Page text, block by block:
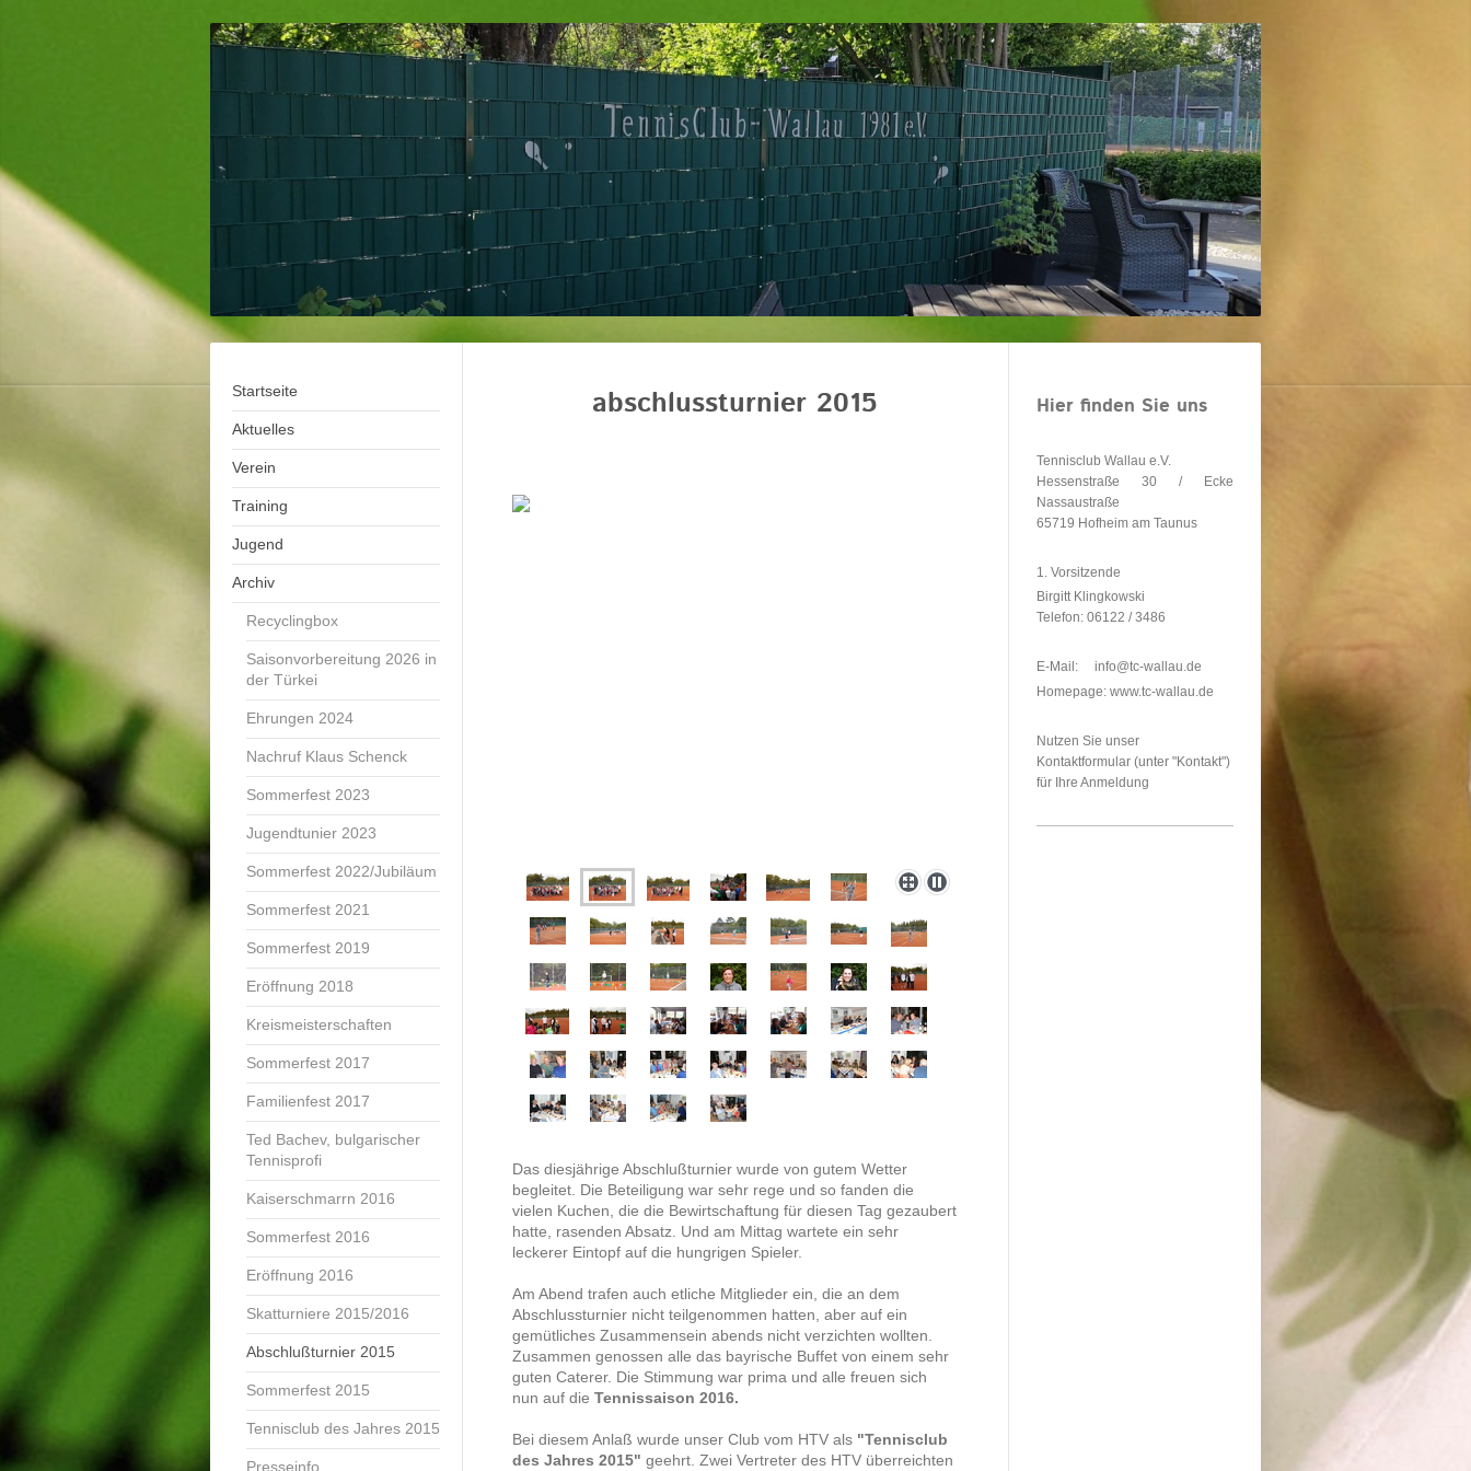
Startseite
Aktuelles
Verein
Training
Jugend
Archiv
Recyclingbox
Saisonvorbereitung 2026 in
der Türkei
Ehrungen 2024
Nachruf Klaus Schenck
Sommerfest 2023
Jugendtunier 2023
Sommerfest 2022/Jubiläum
Sommerfest 2021
Sommerfest 2019
Eröffnung 2018
Kreismeisterschaften
Sommerfest 2017
Familienfest 2017
Ted Bachev, bulgarischer
Tennisprofi
Kaiserschmarrn 2016
Sommerfest 2016
Eröffnung 2016
Skatturniere 2015/2016
Abschlußturnier 2015
Sommerfest 2015
Tennisclub des Jahres 2015
Presseinfo
abschlussturnier 2015
Das diesjährige Abschlußturnier wurde von gutem Wetter
begleitet. Die Beteiligung war sehr rege und so fanden die
vielen Kuchen, die die Bewirtschaftung fürdiesen Tag gezaubert
hatte, rasenden Absatz. Und am Mittag wartete ein sehr
leckerer Eintopf auf die hungrigen Spieler.
Am Abend trafen auch etliche Mitglieder ein, die an dem
Abschlussturnier nicht teilgenommen hatten, aber auf ein
gemütliches Zusammensein abends nicht verzichten wollten.
Zusammen genossen alle das bayrische Buffet von einem sehr
guten Caterer. Die Stimmung war prima und alle freuen sich
nunauf die Tennissaison 2016.
Bei diesem Anlaß wurde unser Club vom HTV als "Tennisclub
des Jahres 2015" geehrt. Zwei Vertreter des HTV überreichten
Hier finden Sie uns
Tennisclub Wallau e.V.
Hessenstraße 30 / Ecke
Nassaustraße
65719 Hofheim am Taunus
1. Vorsitzende
Birgitt Klingkowski
Telefon: 06122 / 3486
E-Mail: info@tc-wallau.de
Homepage: www.tc-wallau.de
Nutzen Sie unser
Kontaktformular (unter "Kontakt")
für Ihre Anmeldung